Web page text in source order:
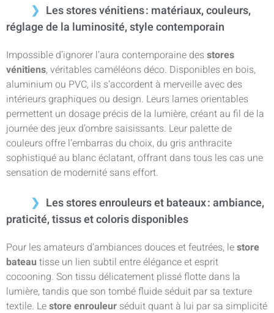
Les stores vénitiens : matériaux, couleurs,
réglage de la luminosité, style contemporain
Impossible d’ignorer l’aura contemporaine desstores
vénitiens, véritables caméléons déco. Disponibles en bois,
aluminium ou PVC, ils s’accordent à merveille avec des
intérieurs graphiques ou design. Leurs lames orientables
permettent un dosage précis de la lumière, créant au fil de la
journée des jeux d’ombre saisissants. Leur palette de
couleurs offre l’embarras du choix, du gris anthracite
sophistiqué au blanc éclatant, offrant dans tous les cas une
sensation de modernité sans effort.
Les stores enrouleurs et bateaux : ambiance,
praticité, tissus et coloris disponibles
Pour les amateurs d’ambiances douces et feutrées, lestore
bateau tisse un lien subtil entre élégance et esprit
cocooning. Son tissu délicatement plissé flotte dans la
lumière, tandis que son tombé fluide séduit par sa texture
textile. Lestore enrouleur séduit quant à lui par sa simplicité